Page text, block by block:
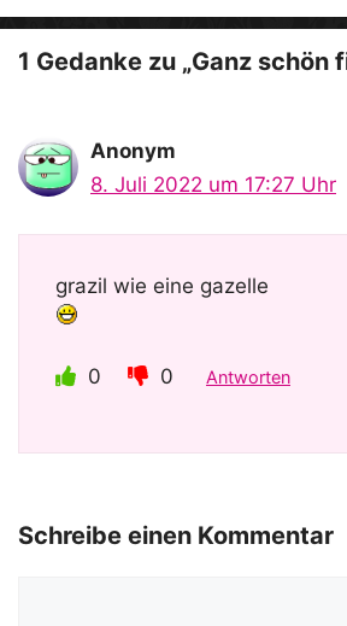
o
1 Gedanke zu „Ganz schön
Anonym
8. Juli 2022 um 17:27 Uhr
grazil wie eine gazelle
0 0 Antworten
Schreibe einen Kommentar